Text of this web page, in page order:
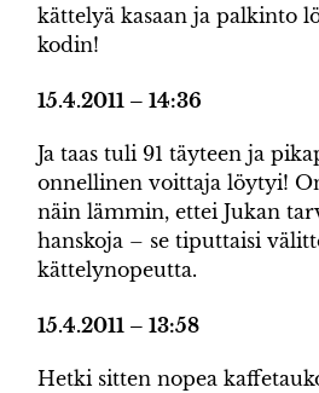
kättelyä kasaan ja palkinto
kodin!
15.4.2011 – 14:36
Ja taas tuli 91 täyteen ja
onnellinen voittaja löytyi!
näin lämmin, ettei Jukan
hanskoja – se tiputtaisi
kättelynopeutta.
15.4.2011 – 13:58
Hetki sitten nopea